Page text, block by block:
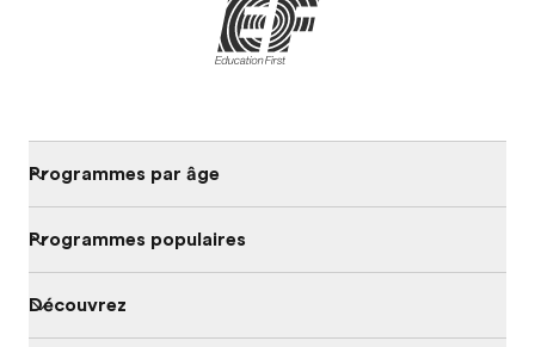
Programmes par âge
Programmes populaires
Découvrez